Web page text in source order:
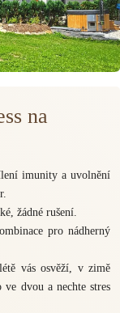
na
imunity a uvolnění
žádné rušení.
pro nádherný
vás osvěží, v zimě
ve dvou a nechte stres